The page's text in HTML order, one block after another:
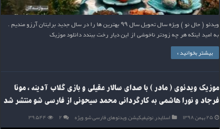
ویدئو ( حال نو ) ویژه سال تحویل سال ۹۹ بهترین ها را در سال جدید برایتان آرزو مندیم .
به امید اینکه هر چه زودتر ناخوشی از این دیار رخت ببندد دانلود موزیک
بیشتر بخوانید »
موزیک ویدئوی ( مادر ) با صدای سالار عقیلی و بازی گلاب آدینه ، مونا
فرجاد و نورا هاشمی به کارگردانی محمد سیحونی از فارسی شو منتشر شد
۲۵ بهمن ۱۳۹۸ اسلایدر,نوتیفیکیشن,ویدئوهای فارسی شو,ویژه ۲ ۳۹,۵۴۴